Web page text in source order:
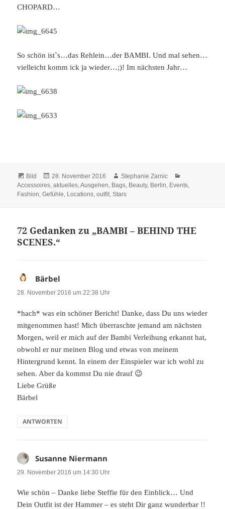
CHOPARD…
So schön ist`s…das Rehlein…der BAMBI. Und mal sehen…
vielleicht komm ick ja wieder…;)! Im nächsten Jahr…
Format
Bild
Veröffentlicht
am
28. November 2016 Autor
Stephanie Zarnic
Accessoires ,aktuelles ,Ausgehen Bags Beauty, Berlin Events
Fashion ,Gefühle Locations ,outfit ,Stars
72 Gedanken zu „BAMBI – BEHIND THE
SCENES.“
Bärbel
28. November 2016 um 22:38 Uhr
*hach* was ein schöner Bericht! Danke, dass Du uns wieder
mitgenommen hast! Mich überraschte jemand am nächsten
Morgen, weil er mich auf der Bambi Verleihung erkannt hat,
obwohl er nur meinen Blog und etwas von meinem
Hintergrund kennt. In einem der Einspieler war ich wohl zu
sehen. Aber da kommst Du nie drauf 😉
Liebe Grüße
Bärbel
ANTWORTEN
Susanne Niermann
29. November 2016 um 14:30 Uhr
Wie schön – Danke liebe Steffie für den Einblick… Und
Dein Outfit ist der Hammer – es steht Dir ganz wunderbar !!